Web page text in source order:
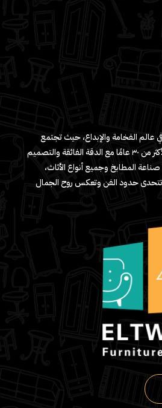
عالم الفخامة والإبداع، حيث تجتمع
الخبرة الطويلة التي تمتد لأكثر من ٣٠ عامًا مع الدقة الفائقة والتصميم
المطابخ وجميع أنواع الأثاث،
تتحدى حدود الفن وتعكس روح الجمال